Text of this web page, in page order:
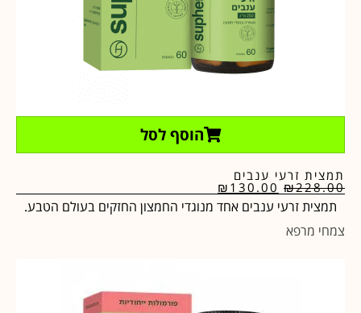
הוסף לסל
תמצית זרעי ענבים
₪228.00
₪ 130.00
תמצית זרעי ענבים אחד מנוגדי החמצון החזקים בעולם הטבע.
צמחי מרפא